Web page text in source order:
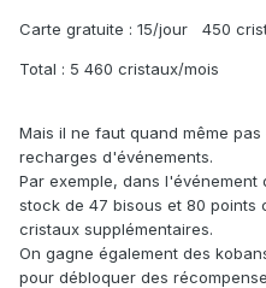
Carte gratuite : 15/jour 450
Total : 5 460 cristaux/mois
Mais il ne faut quand même
recharges d'événements.
Par exemple, dans
stock de 47 bisous et 80 points
cristaux supplémentaires.
On gagne également des
pour débloquer des